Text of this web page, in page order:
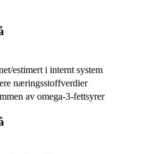
estimert i internt system
næringsstoffverdier
av omega-3-fettsyrer